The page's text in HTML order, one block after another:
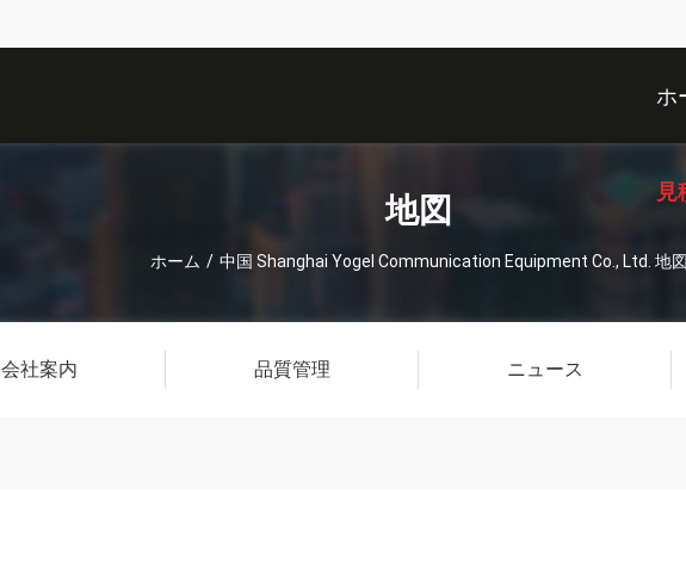
ホ
見
地図
ホーム / 中国 Shanghai Yogel Communication Equipment Co., Ltd. 地図
会社案内 品質管理 ニュース